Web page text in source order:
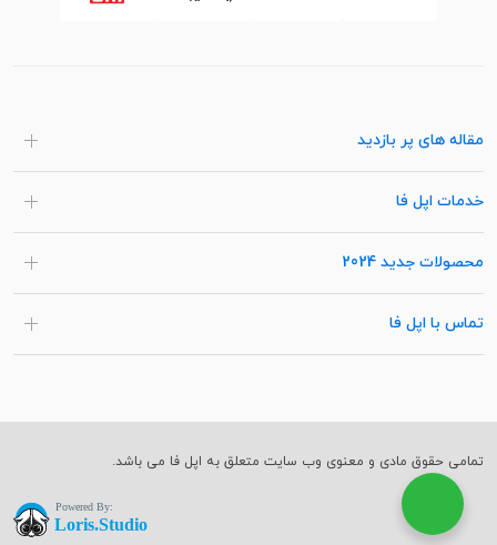
مقاله های پر بازدید
خدمات اپل فا
محصولات جدید 2024
تماس با اپل فا
تمامی حقوق مادی و معنوی وب سایت متعلق به اپل فا می باشد.